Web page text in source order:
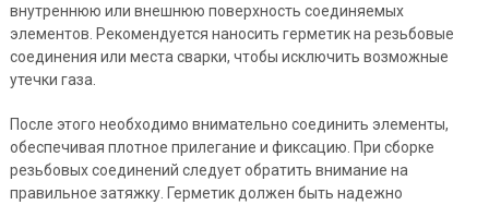
внутреннюю или внешнюю поверхность соединяемых
элементов. Рекомендуется наносить герметик на резьбовые
соединения или места сварки, чтобы исключить возможные
утечки газа.
После этого необходимо внимательно соединить элементы,
обеспечивая плотное прилегание и фиксацию. При сборке
резьбовых соединений следует обратить внимание на
правильное затяжку. Герметик должен быть надежно